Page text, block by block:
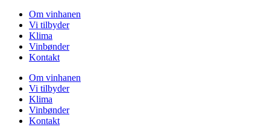
Om vinhanen
Vi tilbyder
Klima
Vinbønder
Kontakt
Om vinhanen
Vi tilbyder
Klima
Vinbønder
Kontakt